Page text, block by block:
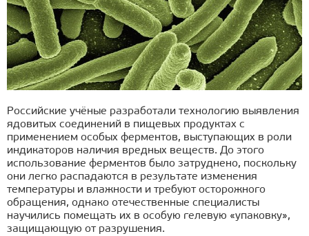
Российские учёные разработали технологию выявления
ядовитых соединений в пищевых продуктах с
применением особых ферментов, выступающих в роли
индикаторов наличия вредных веществ. До этого
использование ферментов было затруднено, поскольку
они легко распадаются в результате изменения
температуры и влажности и требуют осторожного
обращения, однако отечественные специалисты
научились помещать их в особую гелевую «упаковку»,
защищающую от разрушения.